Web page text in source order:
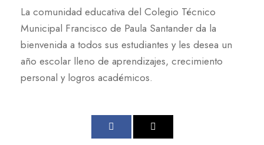
La comunidad educativa del Colegio Técnico
Municipal Francisco de Paula Santander da la
bienvenida a todos sus estudiantes y les desea un
año escolar lleno de aprendizajes, crecimiento
personal y logros académicos.